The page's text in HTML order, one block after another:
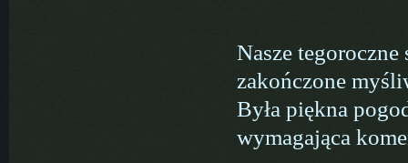
Nasze
zakończone
Była piękna
wymagająca